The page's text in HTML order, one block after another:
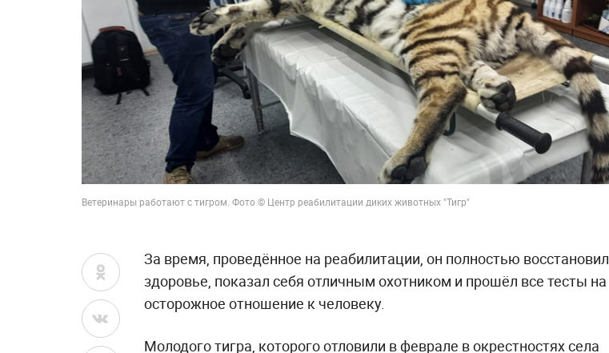
Ветеринары работают с тигром. Фото © Центр реабилитации диких животных "Тигр"
За время, проведённое на реабилитации, он полностью восстановил
здоровье, показал себя отличным охотником и прошёл все тесты на
осторожное отношение к человеку.
Молодого тигра, которого отловили в феврале в окрестностях села